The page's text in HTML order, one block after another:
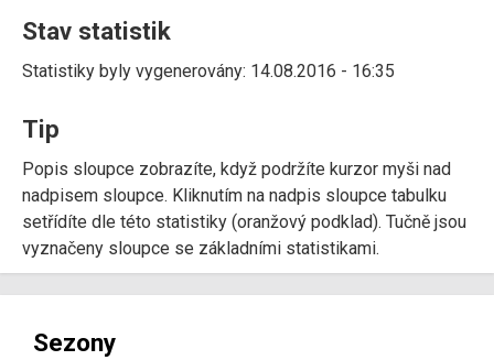
Stav statistik
Statistiky byly vygenerovány: 14.08.2016 - 16:35
Tip
Popis sloupce zobrazíte, když podržíte kurzor myši nad
nadpisem sloupce. Kliknutím na nadpis sloupce tabulku
setřídíte dle této statistiky (oranžový podklad). Tučně jsou
vyznačeny sloupce se základními statistikami.
Sezony